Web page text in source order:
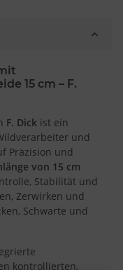
15 cm – F.
F. Dick ist ein
und
Präzision und
von 15 cm
Stabilität und
Zerwirken und
Schwarte und
kontrollierten,